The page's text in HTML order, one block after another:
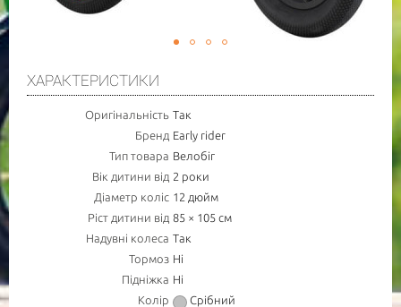
ХАРАКТЕРИСТИКИ
Оригінальність Так
Бренд Early rider
Тип товара Велобіг
Вік дитини від 2 роки
Діаметр коліс 12 дюйм
Ріст дитини від 85 × 105 см
Надувні колеса Так
Тормоз Ні
Підніжка Ні
Колір
Срібний
ПОВІДОМИТИ ПРО НАЯВНІСТЬ
ТОВАРУ
НОМЕР МОБ. ТЕЛЕФОНУ (SMS)